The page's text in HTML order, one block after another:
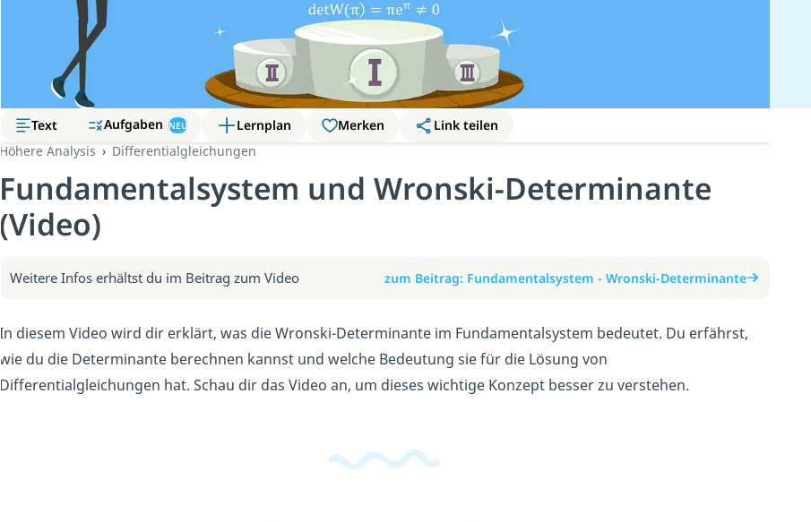
Text Aufgaben NEU Lernplan Merken
Link teilen
Höhere Analysis
Differentialgleichungen
Fundamentalsystem und Wronski-Determinante
(Video)
Weitere Infos erhältst du im Beitrag zum Video zum Beitrag: Fundamentalsystem - Wronski-Determinante
In diesem Video wird dir erklärt, was die Wronski-Determinante im Fundamentalsystem bedeutet. Du erfährst,
wie du die Determinante berechnen kannst und welche Bedeutung sie für die Lösung von
Differentialgleichungen hat. Schau dir das Video an, um dieses wichtige Konzept besser zu verstehen.